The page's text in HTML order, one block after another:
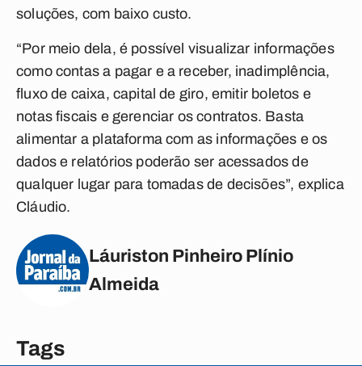
soluções, com baixo custo.
“Por meio dela, é possível visualizar informações
como contas a pagar e a receber, inadimplência,
fluxo de caixa, capital de giro, emitir boletos e
notas fiscais e gerenciar os contratos. Basta
alimentar a plataforma com as informações e os
dados e relatórios poderão ser acessados de
qualquer lugar para tomadas de decisões”, explica
Cláudio.
Láuriston Pinheiro Plínio
Almeida
Tags